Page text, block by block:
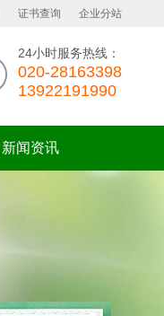
证书查询 企业分站
24小时服务热线：
020-28163398
13922191990
新闻资讯